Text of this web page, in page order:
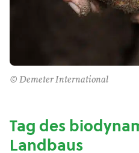
© Demeter International
Tag des
Landbaus